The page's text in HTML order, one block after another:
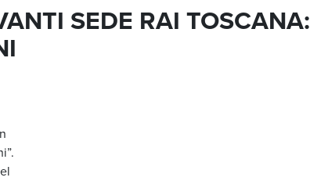
SEDE RAI TOSCANA: